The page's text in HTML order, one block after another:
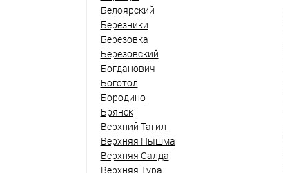
Белоярский
Березники
Березовка
Березовский
Богданович
Боготол
Бородино
Брянск
Верхний Тагил
Верхняя Пышма
Верхняя Салда
Верхняя Тура